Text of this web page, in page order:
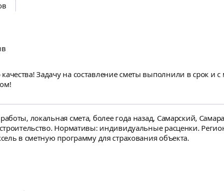
Задачу на составление сметы выполнили в срок
локальная смета, более года назад, Самарский,
Нормативы: индивидуальные расценки.
в сметную программу для страхования объекта.